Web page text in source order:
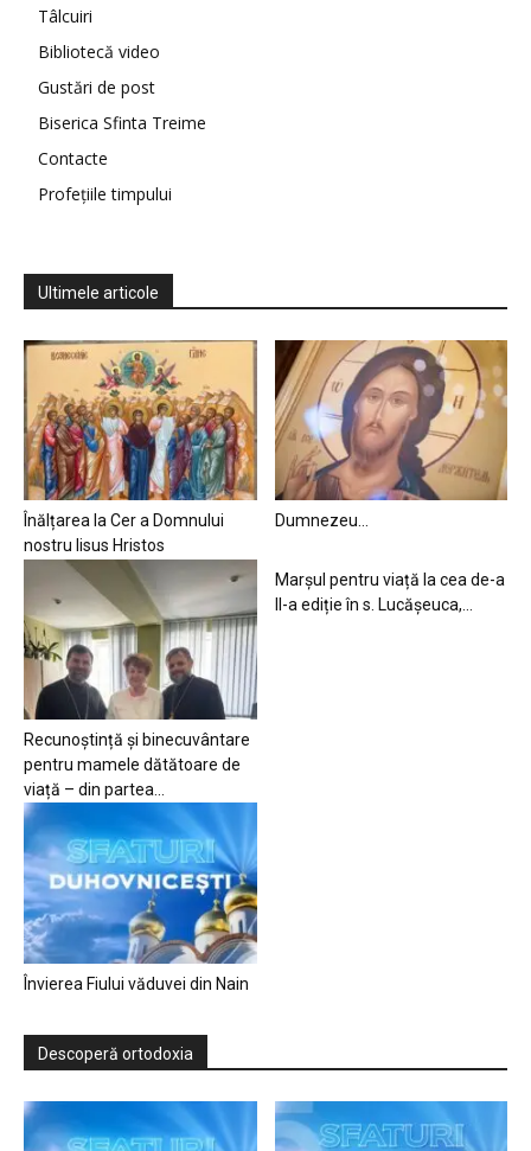
Tâlcuiri
Bibliotecă video
Gustări de post
Biserica Sfinta Treime
Contacte
Profețiile timpului
Ultimele articole
Înălțarea la Cer a Domnului
nostru Iisus Hristos
Dumnezeu…
Recunoștință și binecuvântare
pentru mamele dătătoare de
viață – din partea...
Marșul pentru viață la cea de-a
II-a ediție în s. Lucășeuca,...
Învierea Fiului văduvei din Nain
Descoperă ortodoxia